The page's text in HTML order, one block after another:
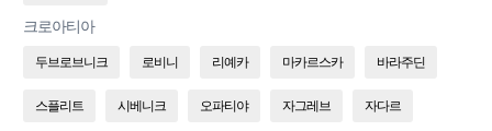
크로아티아
두브로브니크 로비니 리예카 마카르스카 바라주딘
스플리트 시베니크 오파티야 자그레브 자다르